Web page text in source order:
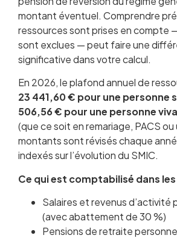
montant éventuel. Comprendre
ressources sont prises en compte
sont exclues — peut faire une
significative dans votre calcul.
En 2026, le plafond annuel de
23 441,60 € pour une personne
506,56 € pour une personne
(que ce soit en remariage, PACS ou
montants sont révisés chaque
indexés sur l’évolution du SMIC.
Ce qui est comptabilisé dans
Salaires et revenus d’activité
(avec abattement de 30 %)
Pensions de retraite